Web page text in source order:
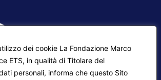
dei cookie La Fondazione Marco
ETS, in qualità di Titolare del
personali, informa che questo Sito